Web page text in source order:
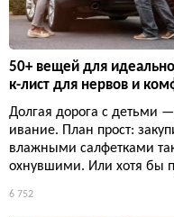
50+ вещей для
к-лист для нервов и
Долгая дорога с детьми
ивание. План прост:
влажными салфетками
охнувшими. Или хотя бы
6 752